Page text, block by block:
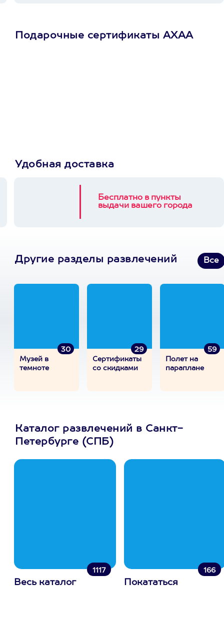
Подарочные сертификаты АХАА
Удобная доставка
Бесплатно в пункты
выдачи вашего города
Другие разделы развлечений Все
30
Музей в
темноте
29
Сертификаты
со скидками
59
Полет на
параплане
Каталог развлечений в Санкт-
Петербурге (СПБ)
1117
Весь каталог
166
Покататься